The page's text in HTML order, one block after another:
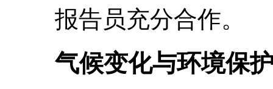
报告员充分合作。
气候变化与环境保